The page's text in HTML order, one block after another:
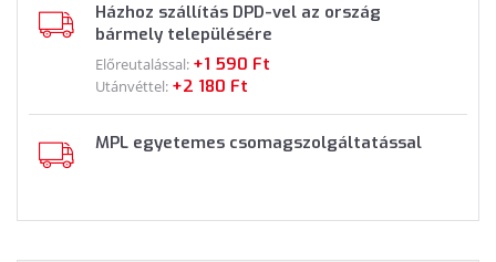
Házhoz szállítás DPD-vel az ország
bármely településére
Előreutalással: +1 590 Ft
Utánvéttel: +2 180 Ft
MPL egyetemes csomagszolgáltatással